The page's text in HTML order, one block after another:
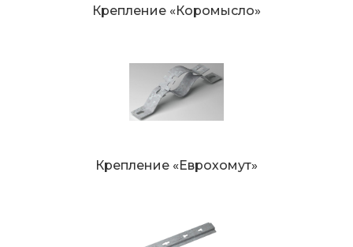
Крепление «Коромысло»
Крепление «Еврохомут»